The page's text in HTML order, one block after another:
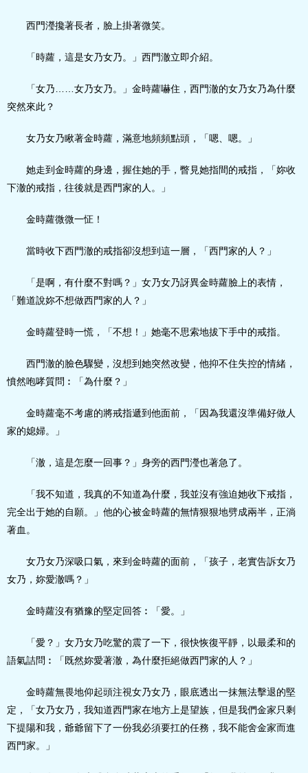
西門瀅攙著長者，臉上掛著微笑。
「時蘿，這是女乃女乃。」西門澈立即介紹。
「女乃……女乃女乃。」金時蘿嚇住，西門澈的女乃女乃為什麼
突然來此？
女乃女乃瞅著金時蘿，滿意地頻頻點頭，「嗯、嗯。」
她走到金時蘿的身邊，握住她的手，瞥見她指間的戒指，「妳收
下澈的戒指，往後就是西門家的人。」
金時蘿微微一怔！
當時收下西門澈的戒指卻沒想到這一層，「西門家的人？」
「是啊，有什麼不對嗎？」女乃女乃訝異金時蘿臉上的表情，
「難道說妳不想做西門家的人？」
金時蘿登時一慌，「不想！」她毫不思索地拔下手中的戒指。
西門澈的臉色驟變，沒想到她突然改變，他抑不住失控的情緒，
憤然咆哮質問︰「為什麼？」
金時蘿毫不考慮的將戒指遞到他面前，「因為我還沒準備好做人
家的媳婦。」
「澈，這是怎麼一回事？」身旁的西門瀅也著急了。
「我不知道，我真的不知道為什麼，我並沒有強迫她收下戒指，
完全出于她的自願。」他的心被金時蘿的無情狠狠地劈成兩半，正淌
著血。
女乃女乃深吸口氣，來到金時蘿的面前，「孩子，老實告訴女乃
女乃，妳愛澈嗎？」
金時蘿沒有猶豫的堅定回答︰「愛。」
「愛？」女乃女乃吃驚的震了一下，很快恢復平靜，以最柔和的
語氣詰問︰「既然妳愛著澈，為什麼拒絕做西門家的人？」
金時蘿無畏地仰起頭注視女乃女乃，眼底透出一抹無法擊退的堅
定，「女乃女乃，我知道西門家在地方上是望族，但是我們金家只剩
下提陽和我，爺爺留下了一份我必須要扛的任務，我不能舍金家而進
西門家。」